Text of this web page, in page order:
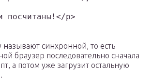
посчитаны!</p>
называют синхронной, то есть
браузер последовательно сначала
а потом уже загрузит остальную